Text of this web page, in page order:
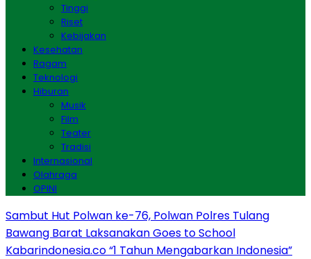
Tinggi
Riset
Kebijakan
Kesehatan
Ragam
Teknologi
Hiburan
Musik
Film
Teater
Tradisi
Internasional
Olahraga
OPINI
Sambut Hut Polwan ke-76, Polwan Polres Tulang
Bawang Barat Laksanakan Goes to School
Kabarindonesia.co “1 Tahun Mengabarkan Indonesia”